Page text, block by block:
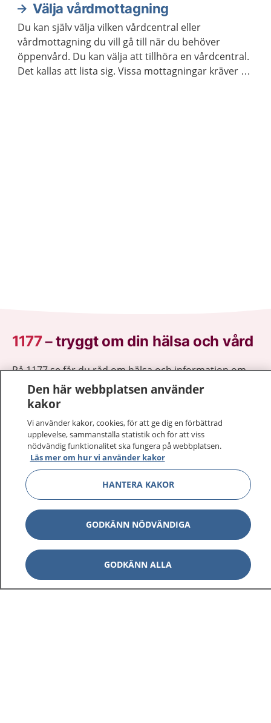
Välja vårdmottagning
Du kan själv välja vilken vårdcentral eller
vårdmottagning du vill gå till när du behöver
öppenvård. Du kan välja att tillhöra en vårdcentral.
Det kallas att lista sig. Vissa mottagningar kräver en
1177–tryggt om din hälsa och vård
På 1177.se får du råd om hälsa och information om
sjukdomar och vilka mottagningar du kan kontakta.
Logga in för att läsa din journal och göra dina
sjukvårdsrådgivning dygnet runt.
1177 ger dig råd när du vill må bättre.
1177 på flera språk Visa
Om 1177 Visa
Kontakt
Den här webbplatsen använder
kakor
Vi använder kakor, cookies, för att ge dig en förbättrad
upplevelse, sammanställa statistik och för att viss
nödvändig funktionalitet ska fungera på webbplatsen.
Läs mer om hur vi använder kakor
HANTERA KAKOR
GODKÄNN NÖDVÄNDIGA
GODKÄNN ALLA